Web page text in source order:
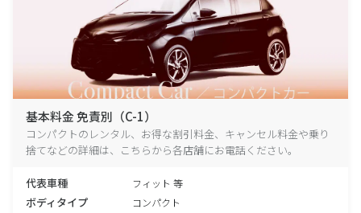
基本料金 免責別（C-1）
コンパクトのレンタル、お得な割引料金、キャンセル料金や乗り
捨てなどの詳細は、こちらから各店舗にお電話ください。
代表車種 フィット 等
ボディタイプ コンパクト